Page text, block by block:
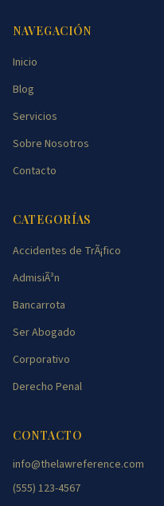
NAVEGACIÓN
Inicio
Blog
Servicios
Sobre Nosotros
Contacto
CATEGORÍAS
Accidentes de TrÃ¡fico
AdmisiÃ³n
Bancarrota
Ser Abogado
Corporativo
Derecho Penal
CONTACTO
info@thelawreference.com
(555) 123-4567